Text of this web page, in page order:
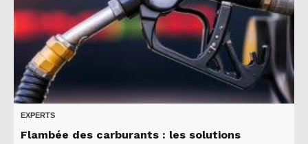
EXPERTS
Flambée des carburants : les solutions